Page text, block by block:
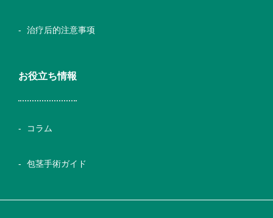
治疗后的注意事项
お役立ち情報
コラム
包茎手術ガイド